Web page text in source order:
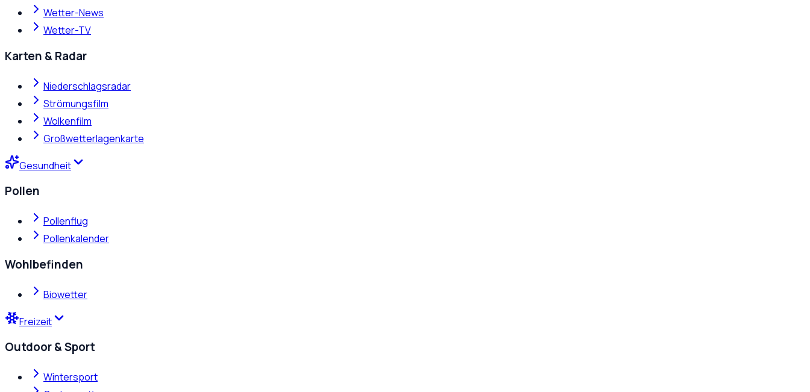
Wetter-News
Wetter-TV
Karten & Radar
Niederschlagsradar
Strömungsfilm
Wolkenfilm
Großwetterlagenkarte
Gesundheit
Pollen
Pollenflug
Pollenkalender
Wohlbefinden
Biowetter
Freizeit
Outdoor & Sport
Wintersport